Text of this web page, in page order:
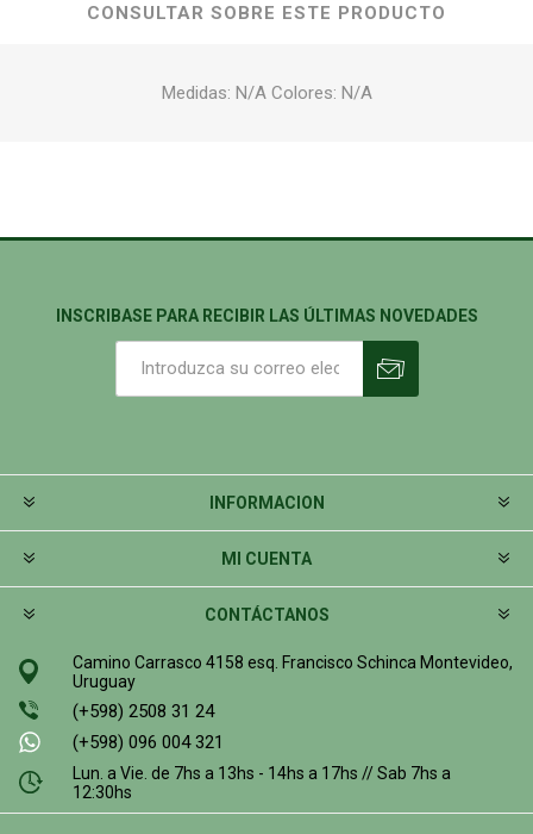
CONSULTAR SOBRE ESTE PRODUCTO
Medidas: N/A Colores: N/A
INSCRIBASE PARA RECIBIR LAS ÚLTIMAS NOVEDADES
INFORMACION
MI CUENTA
CONTÁCTANOS
Camino Carrasco 4158 esq. Francisco Schinca Montevideo,
Uruguay
(+598) 2508 31 24
(+598) 096 004 321
Lun. a Vie. de 7hs a 13hs - 14hs a 17hs // Sab 7hs a
12:30hs